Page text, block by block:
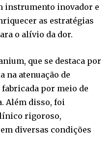
instrumento inovador e
as estratégias
o alívio da dor.
que se destaca por
na atenuação de
por meio de
Além disso, foi
rigoroso,
diversas condições